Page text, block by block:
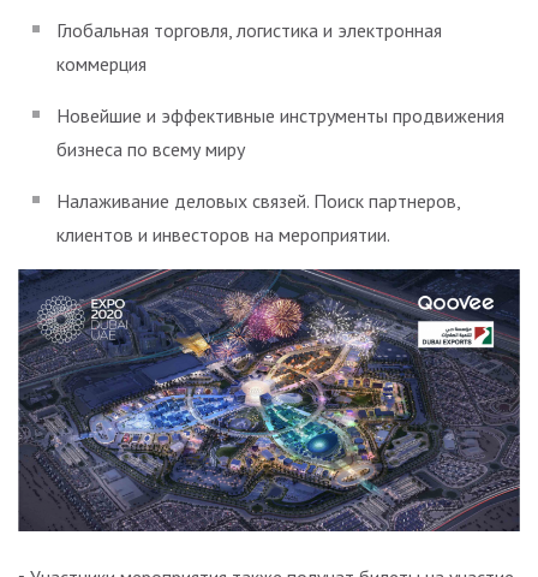
Глобальная торговля, логистика и электронная
коммерция
Новейшие и эффективные инструменты продвижения
бизнеса по всему миру
Налаживание деловых связей. Поиск партнеров,
клиентов и инвесторов на мероприятии.